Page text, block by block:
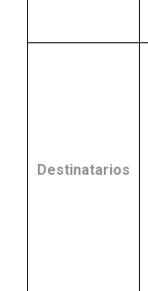
Destinatarios